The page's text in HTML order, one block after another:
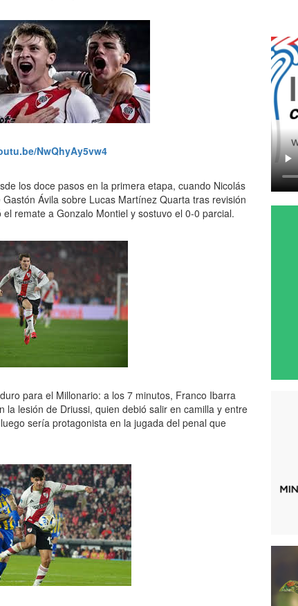
NwQhyAy5vw4
los doce pasos en la primera etapa, cuando Nicolás
Ávila sobre Lucas Martínez Quarta tras revisión
remate a Gonzalo Montiel y sostuvo el 0-0 parcial.
para el Millonario: a los 7 minutos, Franco Ibarra
la lesión de Driussi, quien debió salir en camilla y entre
sería protagonista en la jugada del penal que